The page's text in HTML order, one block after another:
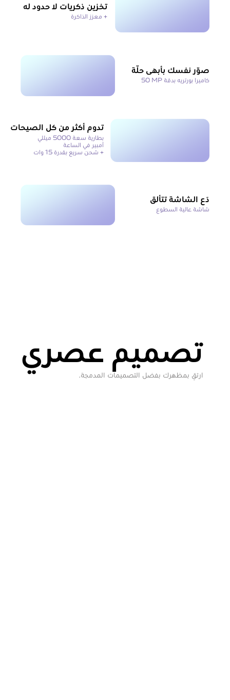
تخزين ذكريات لا حدود له
+ معزز الذاكرة
صوّر نفسك بأبهى حلّة
كاميرا بورتريه بدقة ‎50 MP
تدوم أكثر من كل الصيحات
بطارية سعة 5000 ميللي
أمبير في الساعة
+ شحن سريع بقدرة 15 وات
دَع الشاشة تتألق
شاشة عالية السطوع
تصميم عصري
ارتقِ بمظهرك بفضل التصميمات المدمجة.